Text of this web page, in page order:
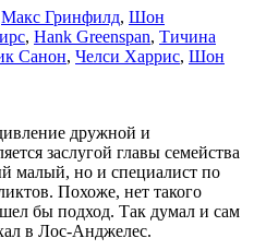
Макс Гринфилд, Шон
, Hank Greenspan, Тичина
Санон, Челси Харрис, Шон
дружной и
заслугой главы семейства
малый, но и специалист по
Похоже, нет такого
бы подход. Так думал и сам
в Лос-Анджелес.